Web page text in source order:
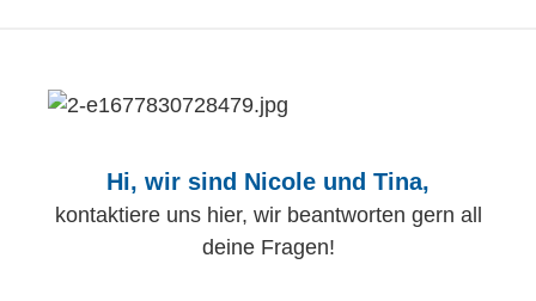
Hi, wir sind Nicole und Tina,
kontaktiere uns hier, wir beantworten gern all
deine Fragen!